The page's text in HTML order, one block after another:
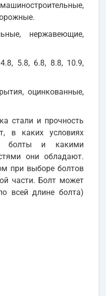
нержавеющие,
5.8, 6.8, 8.8, 10.9,
оцинкованные,
стали и прочность
в каких условиях
болты и какими
они обладают.
при выборе болтов
части. Болт может
всей длине болта)